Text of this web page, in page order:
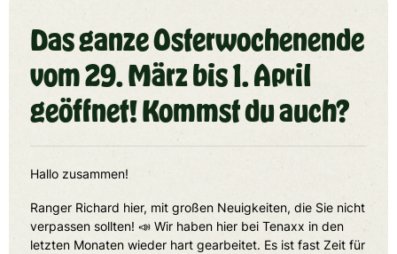
Das ganze Osterwochenende
vom 29. März bis 1. April
geöffnet! Kommst du auch?
Hallo zusammen!
Ranger Richard hier, mit großen Neuigkeiten, die Sie nicht
verpassen sollten! 📣 Wir haben hier bei Tenaxx in den
letzten Monaten wieder hart gearbeitet. Es ist fast Zeit für